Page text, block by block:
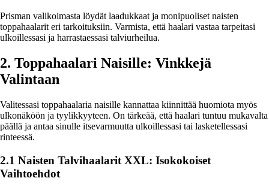
Prisman valikoimasta löydät laadukkaat ja monipuoliset naisten
toppahaalarit eri tarkoituksiin. Varmista, että haalari vastaa tarpeitasi
ulkoillessasi ja harrastaessasi talviurheilua.
2. Toppahaalari Naisille: Vinkkejä
Valintaan
Valitessasi toppahaalaria naisille kannattaa kiinnittää huomiota myös
ulkonäköön ja tyylikkyyteen. On tärkeää, että haalari tuntuu mukavalta
päällä ja antaa sinulle itsevarmuutta ulkoillessasi tai lasketellessasi
rinteessä.
2.1 Naisten Talvihaalarit XXL: Isokokoiset
Vaihtoehdot